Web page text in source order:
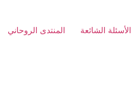
الأسئلة الشائعة المنتدى الروحاني